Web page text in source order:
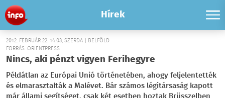
Hírek
2012. FEBRUÁR 22. 14:03, SZERDA | BELFÖLD
FORRÁS: ORIENTPRESS
Nincs, aki pénzt vigyen Ferihegyre
Példátlan az Európai Unió történetében, ahogy feljelentették
és elmarasztalták a Malévet. Bár számos légitársaság kapott